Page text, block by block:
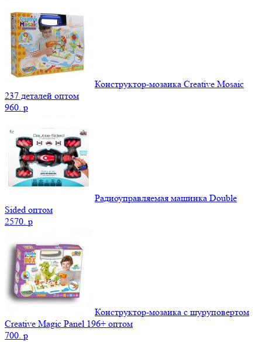
Конструктор-мозаика Creative Mosaic
237 деталей оптом
960. p
Радиоуправляемая машинка Double
Sided оптом
2570. p
Конструктор-мозаика с шуруповертом
Creative Magic Panel 196+ оптом
700. p